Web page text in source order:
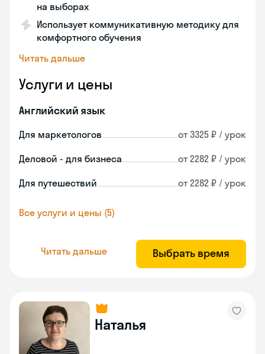
на выборах
Использует коммуникативную методику для
комфортного обучения
Читать дальше
Услуги и цены
Английский язык
Для маркетологов от 3325 ₽ / урок
Деловой - для бизнеса от 2282 ₽ / урок
Для путешествий от 2282 ₽ / урок
Все услуги и цены (5)
Читать дальше Выбрать время
Наталья